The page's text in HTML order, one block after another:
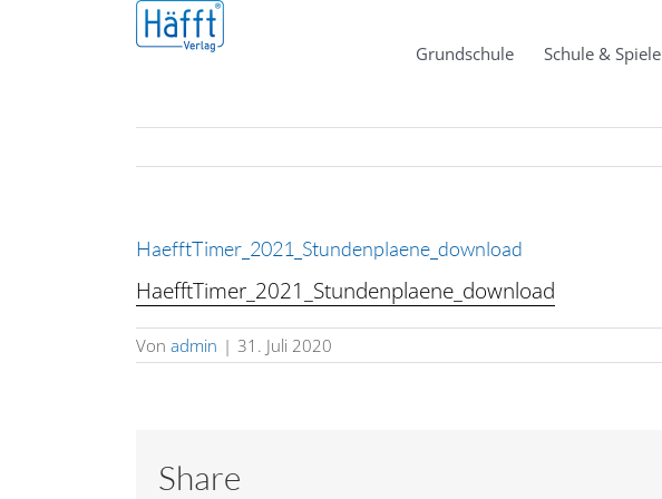
Grundschule Schule & Spiele
HaefftTimer_2021_Stundenplaene_download
HaefftTimer_2021_Stundenplaene_download
Von admin | 31. Juli 2020
Share